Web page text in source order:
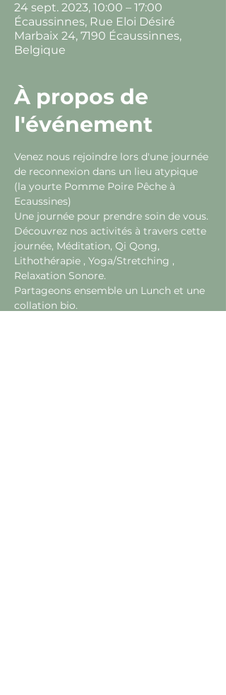
24 sept. 2023, 10:00 – 17:00
Écaussinnes, Rue Eloi Désiré
Marbaix 24, 7190 Écaussinnes,
Belgique
À propos de
l'événement
Venez nous rejoindre lors d'une journée
de reconnexion dans un lieu atypique
(la yourte Pomme Poire Pêche à
Ecaussines)
Une journée pour prendre soin de vous.
Découvrez nos activités à travers cette
journée, Méditation, Qi Qong,
Lithothérapie , Yoga/Stretching ,
Relaxation Sonore.
Partageons ensemble un Lunch et une
collation bio.